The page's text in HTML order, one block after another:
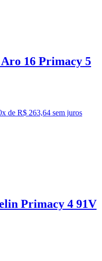
16 Primacy 5
x de R$ 263,64 sem juros
Primacy 4 91V